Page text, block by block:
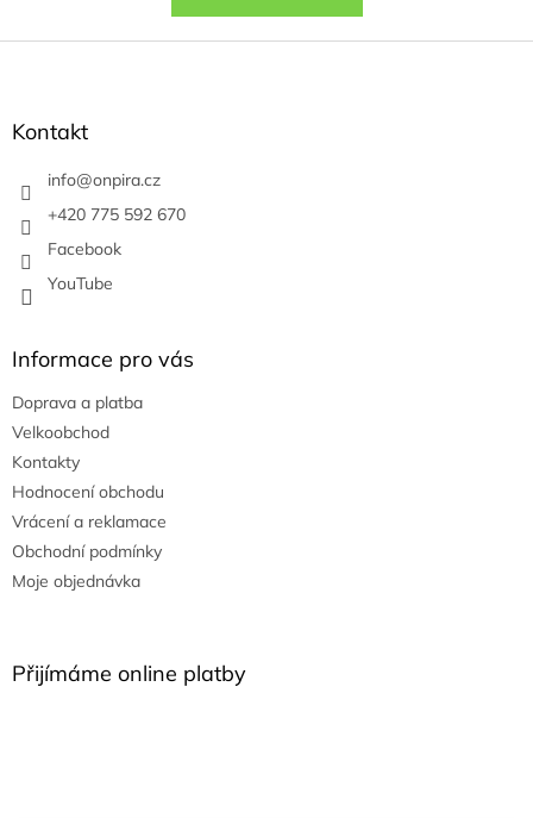
Z
Kontakt
info@onpira.cz
+420 775 592 670
Facebook
YouTube
Informace pro vás
Doprava a platba
Velkoobchod
Kontakty
Hodnocení obchodu
Vrácení a reklamace
Obchodní podmínky
Moje objednávka
Přijímáme online platby